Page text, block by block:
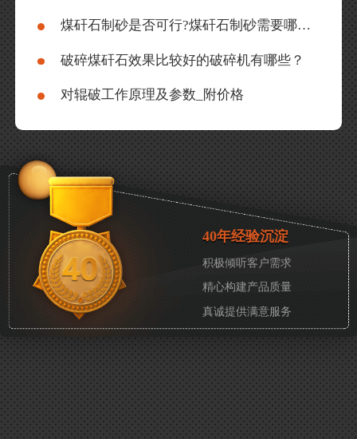
煤矸石制砂是否可行?煤矸石制砂需要哪些设备?
破碎煤矸石效果比较好的破碎机有哪些？
对辊破工作原理及参数_附价格
40年经验沉淀
积极倾听客户需求
精心构建产品质量
真诚提供满意服务